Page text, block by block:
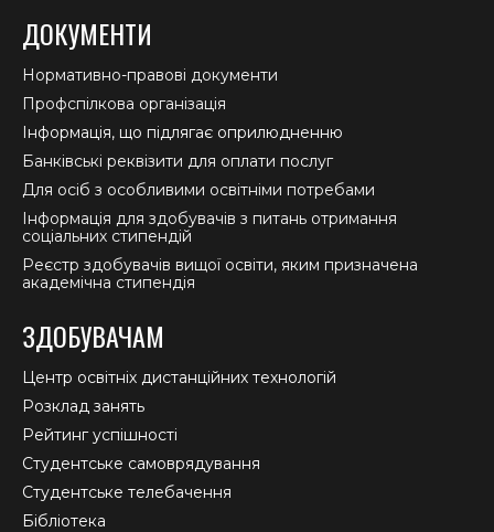
ДОКУМЕНТИ
Нормативно-правові документи
Профспілкова організація
Інформація, що підлягає оприлюдненню
Банківські реквізити для оплати послуг
Для осіб з особливими освітніми потребами
Інформація для здобувачів з питань отримання
соціальних стипендій
Реєстр здобувачів вищої освіти, яким призначена
академічна стипендія
ЗДОБУВАЧАМ
Центр освітніх дистанційних технологій
Розклад занять
Рейтинг успішності
Студентське самоврядування
Студентське телебачення
Бібліотека